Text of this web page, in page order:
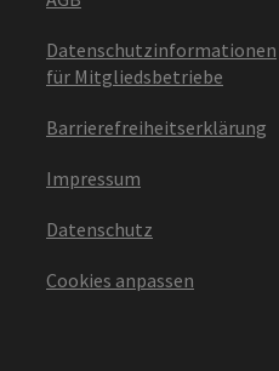
Datenschutzinformationen
für Mitgliedsbetriebe
Barrierefreiheitserklärung
Impressum
Datenschutz
Cookies anpassen